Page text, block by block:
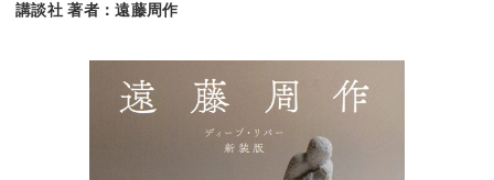
講談社 著者：遠藤周作